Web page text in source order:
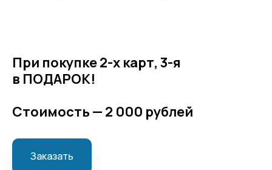
При покупке 2-х карт, 3-я
в ПОДАРОК!
Стоимость — 2 000 рублей
Заказать